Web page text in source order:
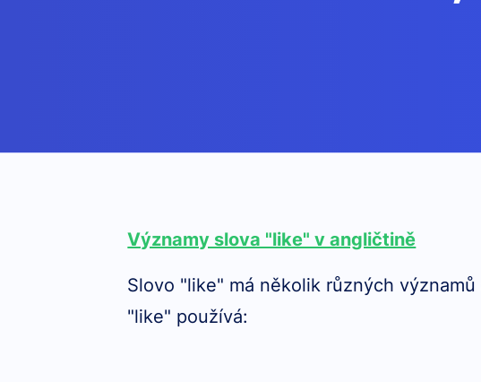
Významy slova "like" v angličtině
Slovo "like" má několik různých
"like" používá: